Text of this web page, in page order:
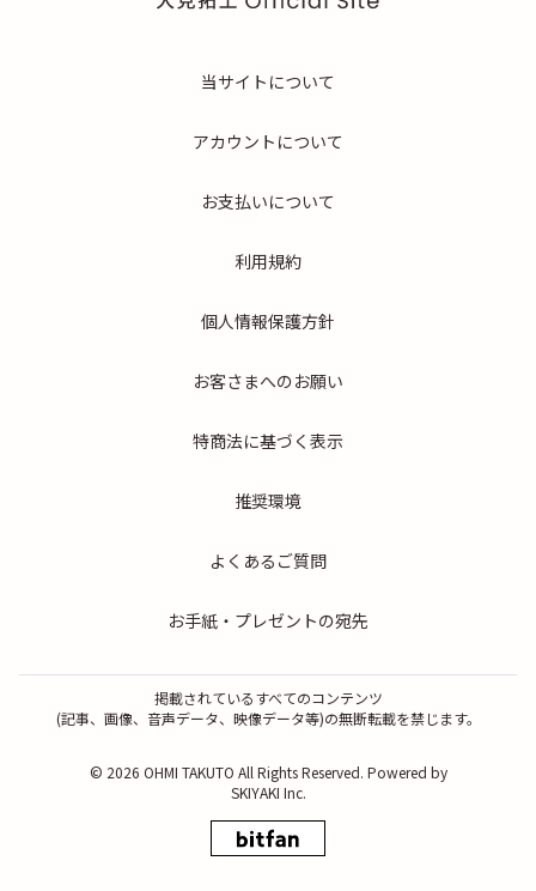
当サイトについて
アカウントについて
お支払いについて
利用規約
個人情報保護方針
お客さまへのお願い
特商法に基づく表示
推奨環境
よくあるご質問
お手紙・プレゼントの宛先
掲載されているすべてのコンテンツ
(記事、画像、音声データ、映像データ等)の無断転載を禁じます。
© 2026 OHMI TAKUTO All Rights Reserved. Powered by
SKIYAKI Inc.